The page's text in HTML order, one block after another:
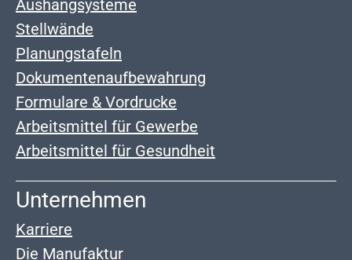
Aushangsysteme
Stellwände
Planungstafeln
Dokumentenaufbewahrung
Formulare & Vordrucke
Arbeitsmittel für Gewerbe
Arbeitsmittel für Gesundheit
Unternehmen
Karriere
Die Manufaktur